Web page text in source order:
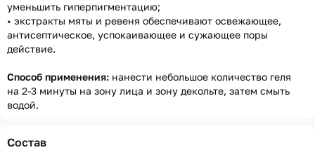
уменьшить гиперпигментацию;
• экстракты мяты и ревеня обеспечивают освежающее,
антисептическое, успокаивающее и сужающее поры
действие.
Способ применения: нанести небольшое количество геля
на 2-3 минуты на зону лица и зону декольте, затем смыть
водой.
Состав